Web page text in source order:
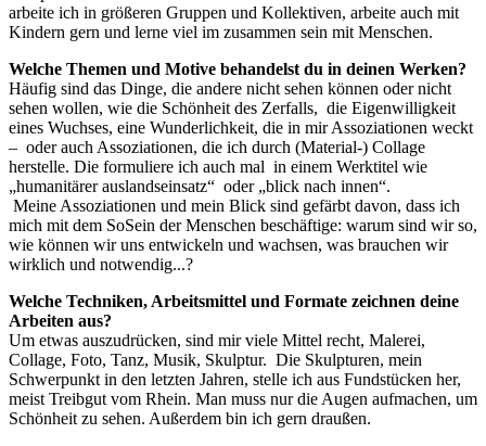
arbeite ich in größeren Gruppen und Kollektiven, arbeite auch mit
Kindern gern und lerne viel im zusammen sein mit Menschen.
Welche Themen und Motive behandelst du in deinen Werken?
Häufig sind das Dinge, die andere nicht sehen können oder nicht
sehen wollen, wie die Schönheit des Zerfalls, die Eigenwilligkeit
eines Wuchses, eine Wunderlichkeit, die in mir Assoziationen weckt
– oder auch Assoziationen, die ich durch (Material-) Collage
herstelle. Die formuliere ich auch mal in einem Werktitel wie
„humanitärer auslandseinsatz“ oder „blick nach innen“.
Meine Assoziationen und mein Blick sind gefärbt davon, dass ich
mich mit dem SoSein der Menschen beschäftige: warum sind wir so,
wie können wir uns entwickeln und wachsen, was brauchen wir
wirklich und notwendig...?
Welche Techniken, Arbeitsmittel und Formate zeichnen deine
Arbeiten aus?
Um etwas auszudrücken, sind mir viele Mittel recht, Malerei,
Collage, Foto, Tanz, Musik, Skulptur. Die Skulpturen, mein
Schwerpunkt in den letzten Jahren, stelle ich aus Fundstücken her,
meist Treibgut vom Rhein. Man muss nur die Augen aufmachen, um
Schönheit zu sehen. Außerdem bin ich gern draußen.